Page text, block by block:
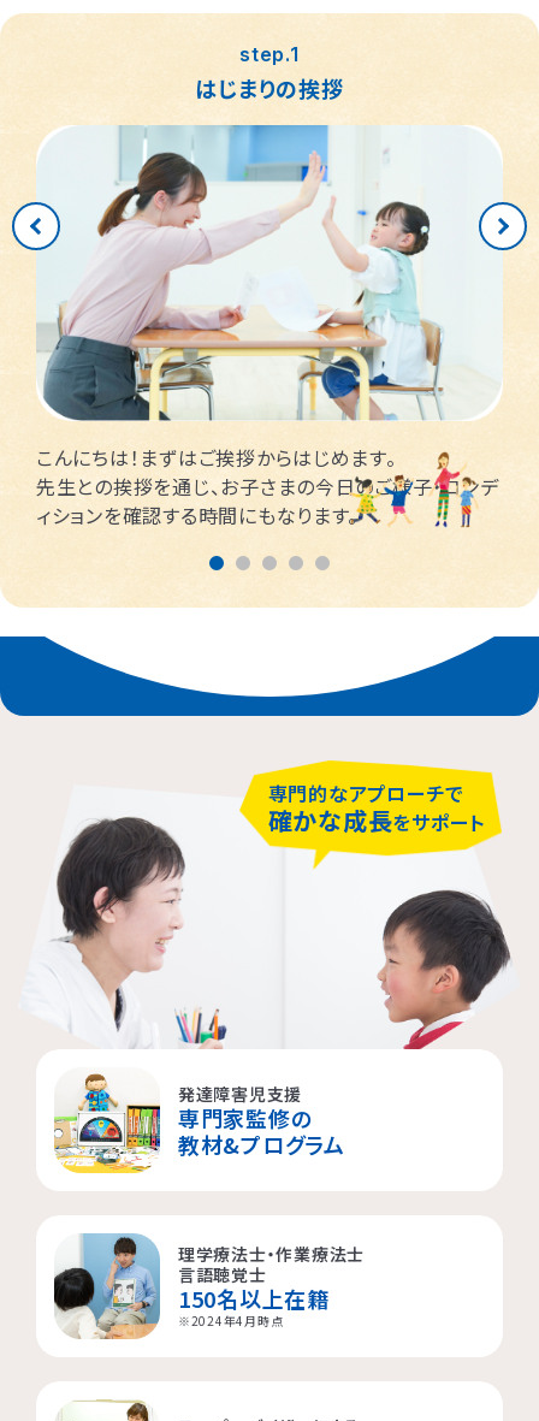
step.1
はじまりの挨拶
こんにちは！まずはご挨拶からはじめます。
先生との挨拶を通じ、お子さまの今日のご様子・コンデ
ィションを確認する時間にもなります。
専門的なアプローチで
確かな成長をサポート
発達障害児支援
専門家監修の
教材&プログラム
理学療法士・作業療法士
言語聴覚士
150名以上在籍
※2024年4月時点
川口市
さいたま市見沼区
さいたま市緑区
三郷市
新座市
戸田市
さいたま市南区
富士見市
所沢市
松戸市
八千代市
流山市
千葉市中央区
世田谷区
新宿区
日野市
目黒区
江戸川区
北区
千代田区
八王子市
杉並区
大田区
荒川区
横浜市戸塚区
相模原市中央区
川崎市中原区
厚木市
茅ケ崎市
藤沢市
横浜市鶴見区
相模原市緑区
川崎市多摩区
横浜市緑区
横浜市都筑区
横浜市旭区
横浜市青葉区
名古屋市千種区
名古屋市緑区
名古屋市瑞穂区
名古屋市中村区
堺市北区
高槻市
摂津市
大阪市平野区
堺市西区
大阪市此花区
堺市堺区
大阪市東淀川区
大阪市都島区
神戸市長田区
姫路市
神戸市中央区
仙台市青葉区
児童発達支援
LITALICOジュニア 仙台五橋教室
広島市南区
児童発達支援
LITALICOジュニア 広島皆実教室
福岡市早良区
福岡市西区
福岡市東区
春日市
太宰府市
福岡市中央区